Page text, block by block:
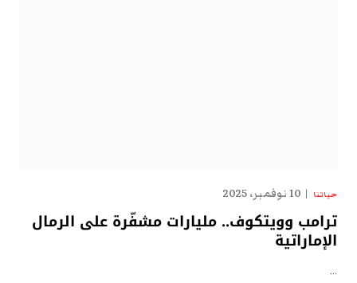
حياتنا 10 نوفمبر، 2025
ترامب وويتكوف.. مليارات مشفّرة على الرمال
الإماراتية
…